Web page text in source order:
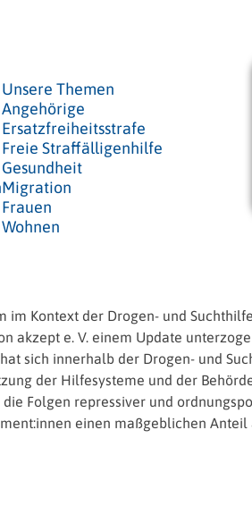
Unsere Themen
Angehörige
Ersatzfreiheitsstrafe
Freie Straffälligenhilfe
Gesundheit
Migration
Frauen
Wohnen
Kontext der Drogen- und
akzept e. V. einem Update
sich innerhalb der Drogen- und
der Hilfesysteme und der
Folgen repressiver und
einen maßgeblichen